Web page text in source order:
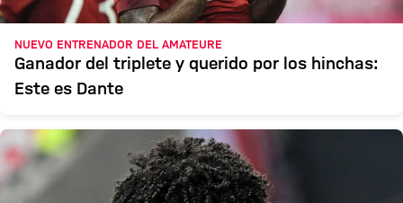
NUEVO ENTRENADOR DEL AMATEURE
Ganador del triplete y querido por los hinchas:
Este es Dante